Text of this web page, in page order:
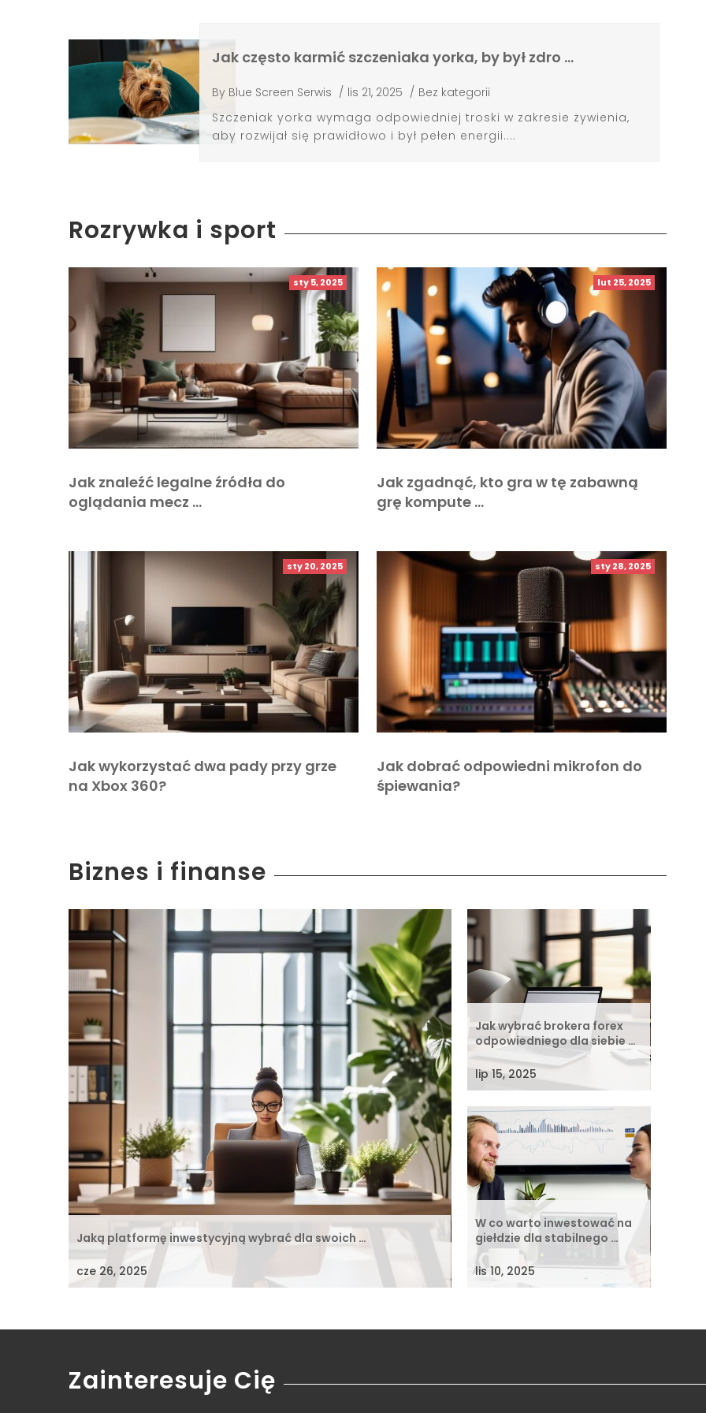
Jak często karmić szczeniaka yorka, by był zdro …
By Blue Screen Serwis / lis 21, 2025 / Bez kategorii
Szczeniak yorka wymaga odpowiedniej troski w zakresie żywienia,
aby rozwijał się prawidłowo i był pełen energii....
Rozrywka i sport
sty 5, 2025
Jak znaleźć legalne źródła do
oglądania mecz …
lut 25, 2025
Jak zgadnąć, kto gra w tę zabawną
grę kompute …
sty 20, 2025
Jak wykorzystać dwa pady przy grze
na Xbox 360?
sty 28, 2025
Jak dobrać odpowiedni mikrofon do
śpiewania?
Biznes i finanse
Jaką platformę inwestycyjną wybrać dla swoich …
cze 26, 2025
Jak wybrać brokera forex
odpowiedniego dla siebie …
lip 15, 2025
W co warto inwestować na
giełdzie dla stabilnego …
lis 10, 2025
Zainteresuje Cię